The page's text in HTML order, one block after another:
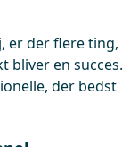
er der flere ting,
bliver en succes.
der bedst